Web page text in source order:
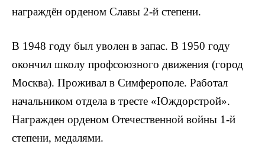
награждён орденом Славы 2-й степени.
В 1948 году был уволен в запас. В 1950 году
окон­чил школу профсоюзного движения (город
Москва). Проживал в Симферополе. Работал
начальником отдела в тресте «Юждорстрой».
Награжден орденом Отечественной войны 1-й
степени, медалями.